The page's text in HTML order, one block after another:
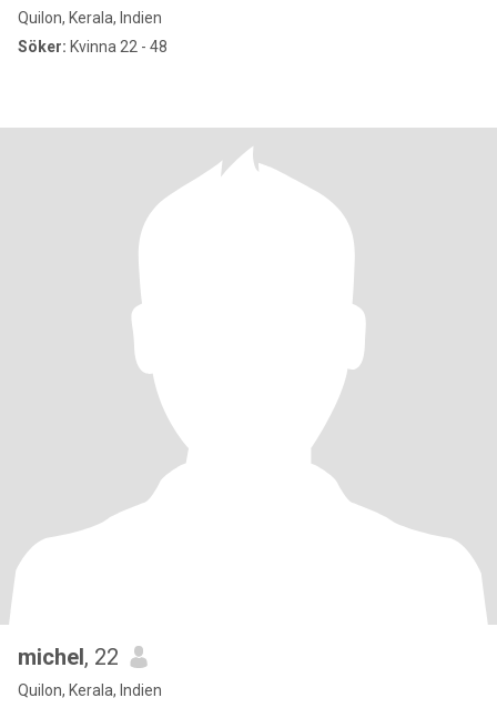
Quilon, Kerala, Indien
Söker: Kvinna 22 - 48
michel, 22
Quilon, Kerala, Indien